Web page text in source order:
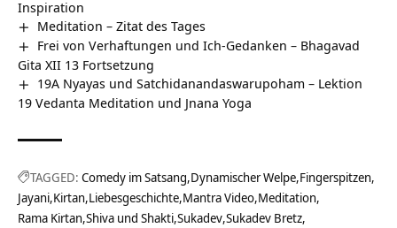
Inspiration
Meditation – Zitat des Tages
Frei von Verhaftungen und Ich-Gedanken – Bhagavad
Gita XII 13 Fortsetzung
19A Nyayas und Satchidanandaswarupoham – Lektion
19 Vedanta Meditation und Jnana Yoga
TAGGED: Comedy im Satsang Dynamischer Welpe Fingerspitzen
Jayani Kirtan Liebesgeschichte Mantra Video Meditation
Rama Kirtan Shiva und Shakti Sukadev Sukadev Bretz